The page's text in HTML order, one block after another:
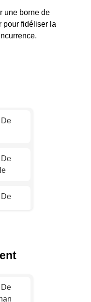
une borne de
pour fidéliser la
De
De
De
De